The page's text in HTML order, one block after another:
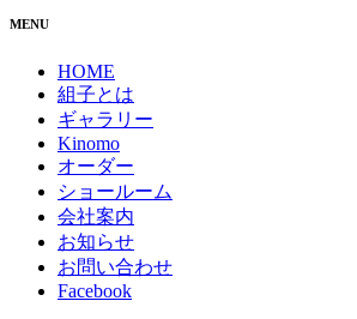
MENU
HOME
組子とは
ギャラリー
Kinomo
オーダー
ショールーム
会社案内
お知らせ
お問い合わせ
Facebook